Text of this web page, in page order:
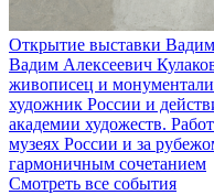
Открытие выставки
Вадим Алексеевич
живописец и
художник России и
академии художеств.
музеях России и за
гармоничным сочетанием
Смотреть все события